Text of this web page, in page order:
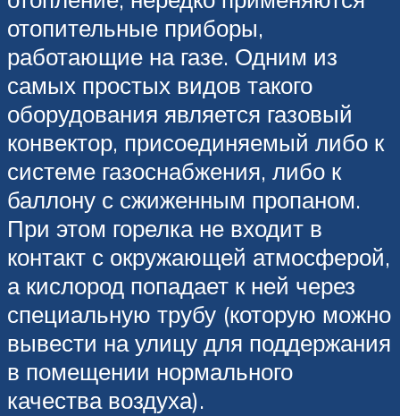
отопительные приборы,
работающие на газе. Одним из
самых простых видов такого
оборудования является газовый
конвектор, присоединяемый либо к
системе газоснабжения, либо к
баллону с сжиженным пропаном.
При этом горелка не входит в
контакт с окружающей атмосферой,
а кислород попадает к ней через
специальную трубу (которую можно
вывести на улицу для поддержания
в помещении нормального
качества воздуха).